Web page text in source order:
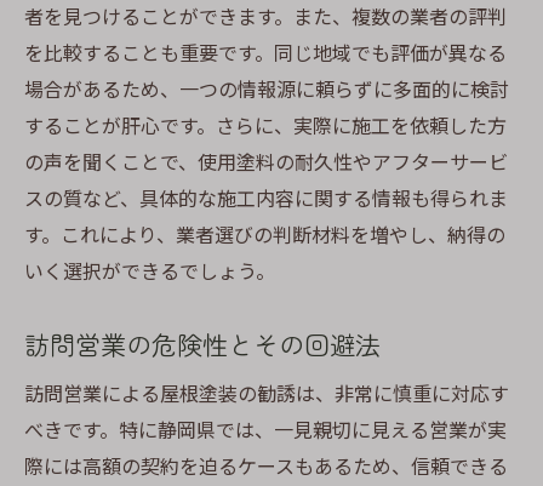
者を見つけることができます。また、複数の業者の評判
を比較することも重要です。同じ地域でも評価が異なる
場合があるため、一つの情報源に頼らずに多面的に検討
することが肝心です。さらに、実際に施工を依頼した方
の声を聞くことで、使用塗料の耐久性やアフターサービ
スの質など、具体的な施工内容に関する情報も得られま
す。これにより、業者選びの判断材料を増やし、納得の
いく選択ができるでしょう。
訪問営業の危険性とその回避法
訪問営業による屋根塗装の勧誘は、非常に慎重に対応す
べきです。特に静岡県では、一見親切に見える営業が実
際には高額の契約を迫るケースもあるため、信頼できる